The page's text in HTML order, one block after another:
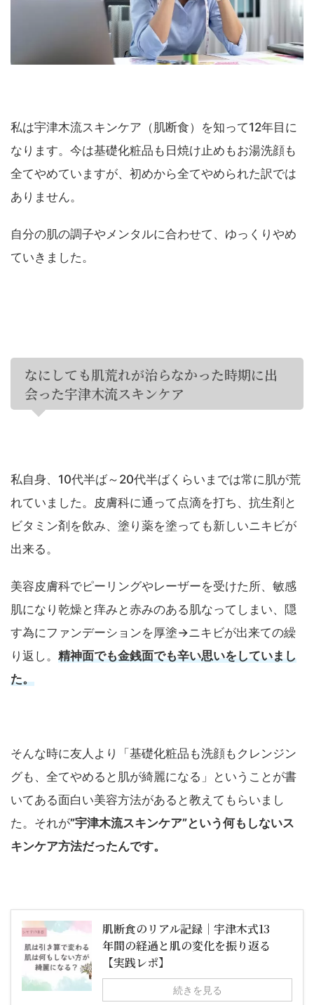
私は宇津木流スキンケア（肌断食）を知って12年目に
なります。今は基礎化粧品も日焼け止めもお湯洗顔も
全てやめていますが、初めから全てやめられた訳では
ありません。
自分の肌の調子やメンタルに合わせて、ゆっくりやめ
ていきました。
なにしても肌荒れが治らなかった時期に出
会った宇津木流スキンケア
私自身、10代半ば～20代半ばくらいまでは常に肌が荒
れていました。皮膚科に通って点滴を打ち、抗生剤と
ビタミン剤を飲み、塗り薬を塗っても新しいニキビが
出来る。
美容皮膚科でピーリングやレーザーを受けた所、敏感
肌になり乾燥と痒みと赤みのある肌なってしまい、隠
す為にファンデーションを厚塗→ニキビが出来ての繰
り返し。 精神面でも金銭面でも辛い思いをしていまし
た。
そんな時に友人より「基礎化粧品も洗顔もクレンジン
グも、全てやめると肌が綺麗になる」ということが書
いてある面白い美容方法があると教えてもらいまし
た。それが”宇津木流スキンケア”という何もしないス
キンケア方法だったんです。
肌断食のリアル記録｜宇津木式13
年間の経過と肌の変化を振り返る
【実践レポ】
続きを見る